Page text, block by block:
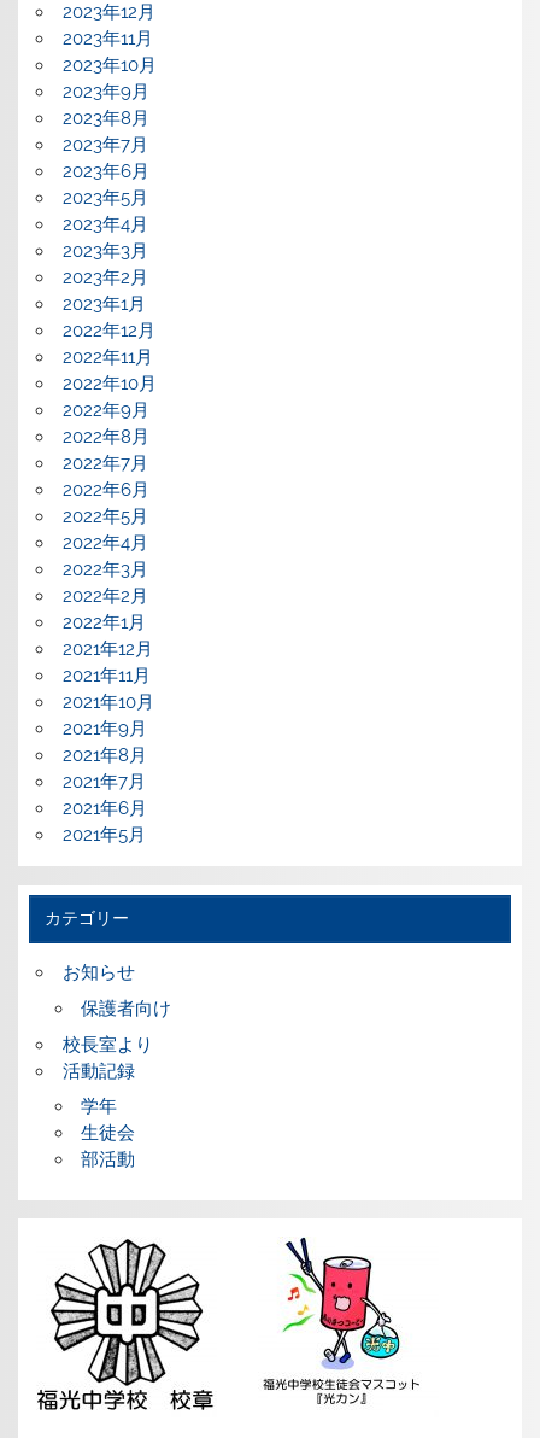
2023年12月
2023年11月
2023年10月
2023年9月
2023年8月
2023年7月
2023年6月
2023年5月
2023年4月
2023年3月
2023年2月
2023年1月
2022年12月
2022年11月
2022年10月
2022年9月
2022年8月
2022年7月
2022年6月
2022年5月
2022年4月
2022年3月
2022年2月
2022年1月
2021年12月
2021年11月
2021年10月
2021年9月
2021年8月
2021年7月
2021年6月
2021年5月
カテゴリー
お知らせ
保護者向け
校長室より
活動記録
学年
生徒会
部活動